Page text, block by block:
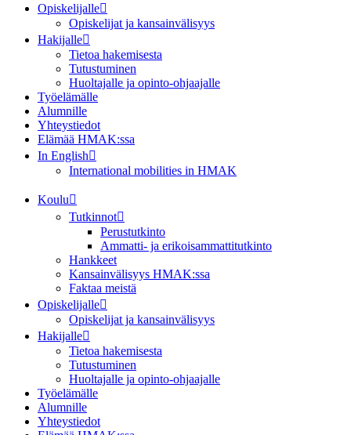
Opiskelijalle
Opiskelijat ja kansainvälisyys
Hakijalle
Tietoa hakemisesta
Tutustuminen
Huoltajalle ja opinto-ohjaajalle
Työelämälle
Alumnille
Yhteystiedot
Elämää HMAK:ssa
In English
International mobilities in HMAK
Koulu
Tutkinnot
Perustutkinto
Ammatti- ja erikoisammattitutkinto
Hankkeet
Kansainvälisyys HMAK:ssa
Faktaa meistä
Opiskelijalle
Opiskelijat ja kansainvälisyys
Hakijalle
Tietoa hakemisesta
Tutustuminen
Huoltajalle ja opinto-ohjaajalle
Työelämälle
Alumnille
Yhteystiedot